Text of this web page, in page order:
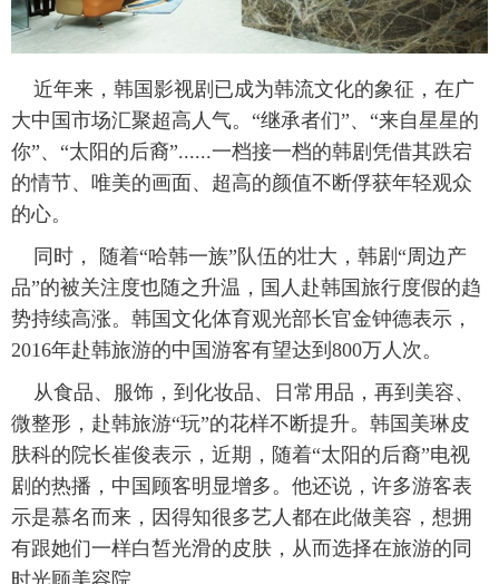
近年来，韩国影视剧已成为韩流文化的象征，在广
大中国市场汇聚超高人气。“继承者们”、“来自星星的
你”、“太阳的后裔”......一档接一档的韩剧凭借其跌宕
的情节、唯美的画面、超高的颜值不断俘获年轻观众
的心。
同时， 随着“哈韩一族”队伍的壮大，韩剧“周边产
品”的被关注度也随之升温，国人赴韩国旅行度假的趋
势持续高涨。韩国文化体育观光部长官金钟德表示，
2016年赴韩旅游的中国游客有望达到800万人次。
从食品、服饰，到化妆品、日常用品，再到美容、
微整形，赴韩旅游“玩”的花样不断提升。韩国美琳皮
肤科的院长崔俊表示，近期，随着“太阳的后裔”电视
剧的热播，中国顾客明显增多。他还说，许多游客表
示是慕名而来，因得知很多艺人都在此做美容，想拥
有跟她们一样白皙光滑的皮肤，从而选择在旅游的同
时光顾美容院。